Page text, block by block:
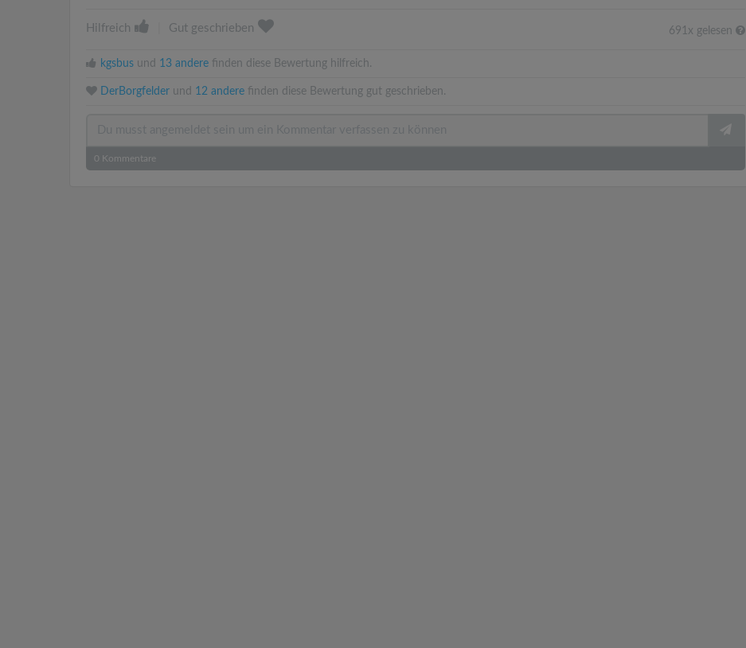
Hilfreich Gut geschrieben 691x gelesen
kgsbus und 13 andere finden diese Bewertung hilfreich.
DerBorgfelder und 12 andere finden diese Bewertung gut geschrieben.
0 Kommentare